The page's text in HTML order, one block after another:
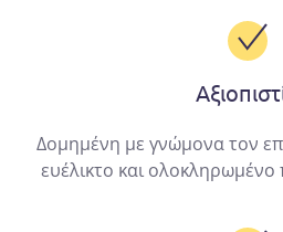
Δομημένη με γνώμονα τον
ευέλικτο και ολοκληρωμένο